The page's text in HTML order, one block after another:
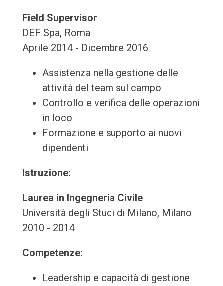
Field Supervisor
DEF Spa, Roma
Aprile 2014 - Dicembre 2016
Assistenza nella gestione delle
attività del team sul campo
Controllo e verifica delle operazioni
in loco
Formazione e supporto ai nuovi
dipendenti
Istruzione:
Laurea in Ingegneria Civile
Università degli Studi di Milano, Milano
2010 - 2014
Competenze:
Leadership e capacità di gestione